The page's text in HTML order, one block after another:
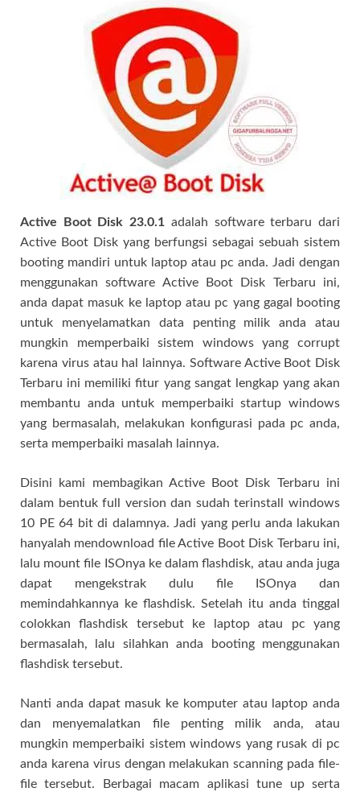
Active Boot Disk 23.0.1 adalah software terbaru dari
Active Boot Disk yang berfungsi sebagai sebuah sistem
booting mandiri untuk laptop atau pc anda. Jadi dengan
menggunakan software Active Boot Disk Terbaru ini,
anda dapat masuk ke laptop atau pc yang gagal booting
untuk menyelamatkan data penting milik anda atau
mungkin memperbaiki sistem windows yang corrupt
karena virus atau hal lainnya. Software Active Boot Disk
Terbaru ini memiliki fitur yang sangat lengkap yang akan
membantu anda untuk memperbaiki startup windows
yang bermasalah, melakukan konfigurasi pada pc anda,
serta memperbaiki masalah lainnya.
Disini kami membagikan Active Boot Disk Terbaru ini
dalam bentuk full version dan sudah terinstall windows
10 PE 64 bit di dalamnya. Jadi yang perlu anda lakukan
hanyalah mendownload file Active Boot Disk Terbaru ini,
lalu mount file ISOnya ke dalam flashdisk, atau anda juga
dapat mengekstrak dulu file ISOnya dan
memindahkannya ke flashdisk. Setelah itu anda tinggal
colokkan flashdisk tersebut ke laptop atau pc yang
bermasalah, lalu silahkan anda booting menggunakan
flashdisk tersebut.
Nanti anda dapat masuk ke komputer atau laptop anda
dan menyemalatkan file penting milik anda, atau
mungkin memperbaiki sistem windows yang rusak di pc
anda karena virus dengan melakukan scanning pada file-
file tersebut. Berbagai macam aplikasi tune up serta